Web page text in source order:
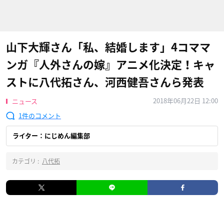
山下大輝さん「私、結婚します」4コママ
ンガ『人外さんの嫁』アニメ化決定！キャ
ストに八代拓さん、河西健吾さんら発表
ニュース
2018年06月22日 12:00
1
ライター：にじめん編集部
カテゴリ : 八代拓